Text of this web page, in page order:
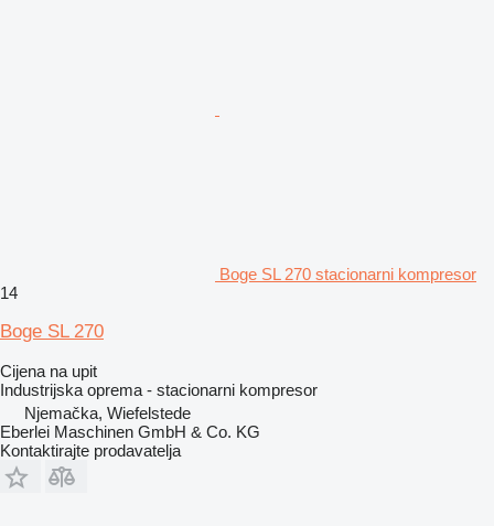
Boge SL 270 stacionarni kompresor
14
Boge SL 270
Cijena na upit
Industrijska oprema - stacionarni kompresor
Njemačka, Wiefelstede
Eberlei Maschinen GmbH & Co. KG
Kontaktirajte prodavatelja